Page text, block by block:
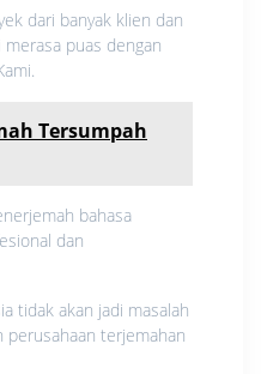
dari banyak klien dan
puas dengan
Tersumpah
bahasa
dan
tidak akan jadi masalah
perusahaan terjemahan